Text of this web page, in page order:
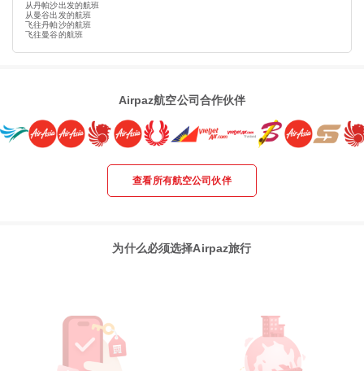
从丹帕沙出发的航班
从曼谷出发的航班
飞往丹帕沙的航班
飞往曼谷的航班
Airpaz航空公司合作伙伴
查看所有航空公司伙伴
为什么必须选择Airpaz旅行